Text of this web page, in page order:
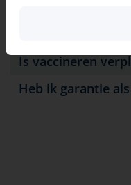
Is vaccineren
Heb ik garantie